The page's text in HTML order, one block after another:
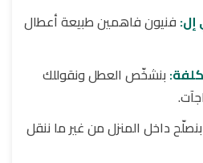
فنيون فاهمين طبيعة أعطال
بنشخّص العطل ونقوللك
داخل المنزل من غير ما ننقل